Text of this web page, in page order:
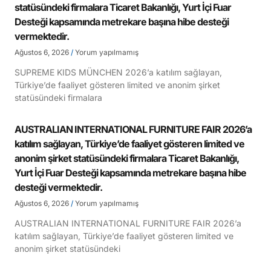
statüsündeki firmalara Ticaret Bakanlığı, Yurt İçi Fuar
Desteği kapsamında metrekare başına hibe desteği
vermektedir.
Ağustos 6, 2026 Yorum yapılmamış
SUPREME KIDS MÜNCHEN 2026’a katılım sağlayan,
Türkiye’de faaliyet gösteren limited ve anonim şirket
statüsündeki firmalara
AUSTRALIAN INTERNATIONAL FURNITURE FAIR 2026’a
katılım sağlayan, Türkiye’de faaliyet gösteren limited ve
anonim şirket statüsündeki firmalara Ticaret Bakanlığı,
Yurt İçi Fuar Desteği kapsamında metrekare başına hibe
desteği vermektedir.
Ağustos 6, 2026 Yorum yapılmamış
AUSTRALIAN INTERNATIONAL FURNITURE FAIR 2026’a
katılım sağlayan, Türkiye’de faaliyet gösteren limited ve
anonim şirket statüsündeki